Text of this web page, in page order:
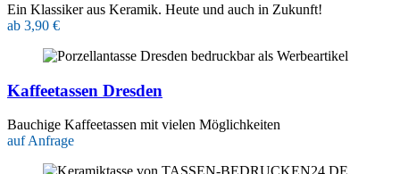
Ein Klassiker aus Keramik. Heute und auch in Zukunft!
ab 3,90 €
Kaffeetassen Dresden
Bauchige Kaffeetassen mit vielen Möglichkeiten
auf Anfrage